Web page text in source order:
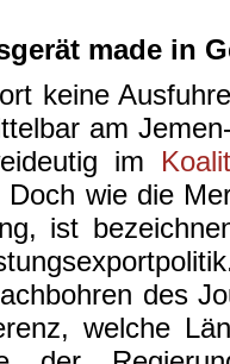
made in
keine
am
im
Doch wie die
ist
des
welche